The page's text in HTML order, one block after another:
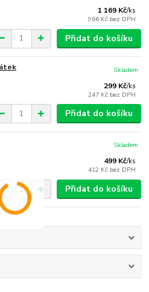
1 169 Kč/ks
966 Kč bez DPH
Přidat do košíku
299 Kč/ks
247 Kč bez DPH
Skladem
Přidat do košíku
499 Kč/ks
412 Kč bez DPH
Skladem
Přidat do košíku